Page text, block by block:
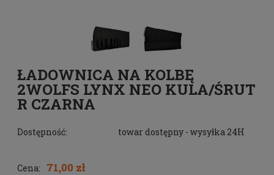
ŁADOWNICA NA KOLBĘ
2WOLFS LYNX NEO KULA/ŚRUT
R CZARNA
Dostępność: towar dostępny - wysyłka 24H
Cena: 71,00 zł